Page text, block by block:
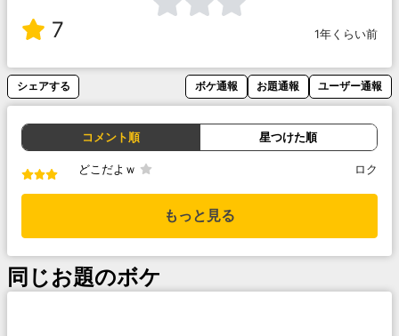
7 1年くらい前
シェアする ボケ通報 お題通報 ユーザー通報
コメント順 星つけた順
どこだよｗ ロク
もっと見る
同じお題のボケ